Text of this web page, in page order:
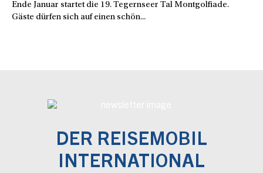
Ende Januar startet die 19. Tegernseer Tal Montgolfiade.
Gäste dürfen sich auf einen schön...
DER REISEMOBIL
INTERNATIONAL